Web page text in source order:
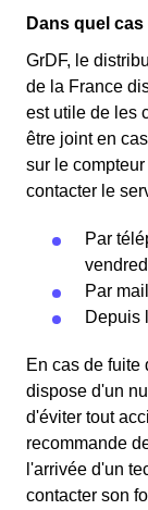
Dans quel
GrDF, le
de la France
est utile de les
être joint en
sur le
contacter le
Par
Par
Depuis
En cas de fuite
dispose d'un
d'éviter tout
recommande
l'arrivée d'un
contacter son